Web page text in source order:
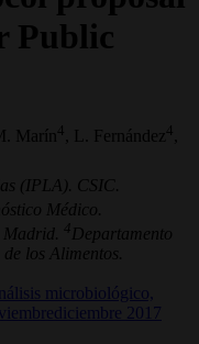
Public
Marín 4 , L. Fernández4
(IPLA). CSIC.
Médico.
4 Departamento
los Alimentos.
microbiológico,
2017